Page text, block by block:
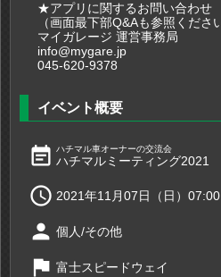
★アプリに関するお問い合わせ
（画面最下部Q&Aも参照くださ
マイガレージ 運営事務局
info@mygare.jp
045-620-9378
イベント概要
event_note ハチマル車オーナーの交流会
ハチマルミーティング2021
 2021年11月07日（日）
person 個人/その他
flag 富士スピードウェイ